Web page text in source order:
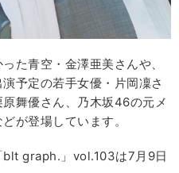
た青空・金澤亜美さんや、
予定の若手女優・片岡凜さ
舞優さん、乃木坂46の元メ
が登場しています。
blt graph.」vol.103は7月9日